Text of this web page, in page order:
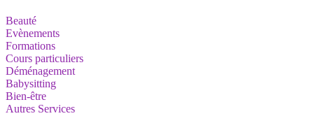
Beauté
Evènements
Formations
Cours particuliers
Déménagement
Babysitting
Bien-être
Autres Services